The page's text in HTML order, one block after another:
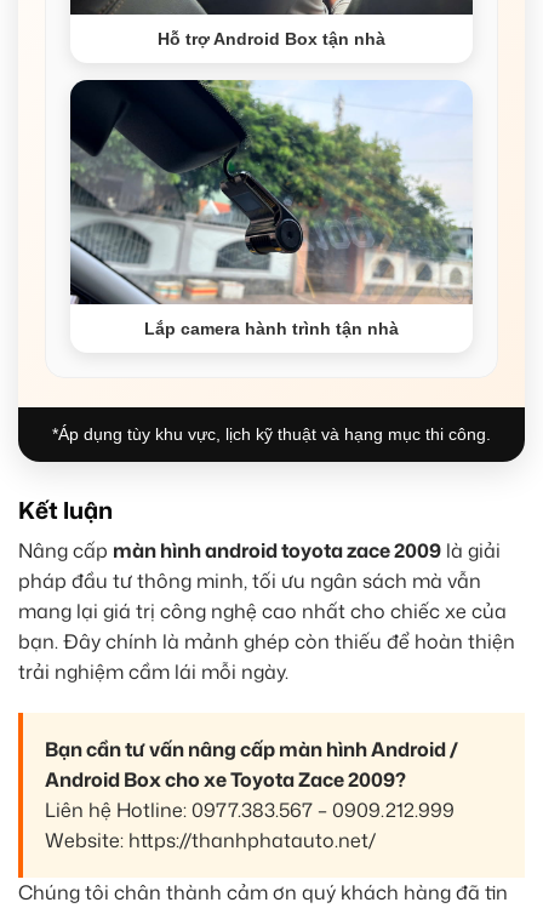
Hỗ trợ Android Box tận nhà
Lắp camera hành trình tận nhà
*Áp dụng tùy khu vực, lịch kỹ thuật và hạng mục thi công.
Kết luận
Nâng cấp màn hình android toyota zace 2009 là giải
pháp đầu tư thông minh, tối ưu ngân sách mà vẫn
mang lại giá trị công nghệ cao nhất cho chiếc xe của
bạn. Đây chính là mảnh ghép còn thiếu để hoàn thiện
trải nghiệm cầm lái mỗi ngày.
Bạn cần tư vấn nâng cấp màn hình Android /
Android Box cho xe Toyota Zace 2009?
Liên hệ Hotline: 0977.383.567 – 0909.212.999
Website: https://thanhphatauto.net/
Chúng tôi chân thành cảm ơn quý khách hàng đã tin